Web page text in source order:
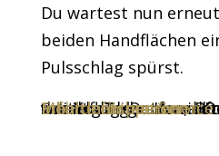
Du wartest nun
beiden Handflächen
Pulsschlag spürst.
Sie sehen gerade einen Platzhalterinhalt vonYouTube
. Um auf den eigentlichen Inhalt zuzugreifen, klicken Sie auf die Schaltfläche unten. Bitte beachten Sie, dass dabei Daten an Drittanbieter weitergegeben
Mehr Informationen
Inhalt entsperren
Erforderlichen Service akzeptieren und Inhalte entsperren